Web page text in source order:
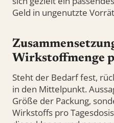
Geld in ungenutzte
Wirkstoffmenge
Steht der Bedarf fest,
in den Mittelpunkt.
Größe der Packung,
Wirkstoffs pro